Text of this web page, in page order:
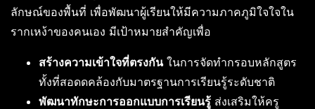
ลักษณ์ของพื้นที่ เพื่อพัฒนาผู้เรียนให้มีความภาคภูมิใจใจใน
รากเหง้าของคนเอง มีเป้าหมายสำคัญเพื่อ
สร้างความเข้าใจที่ตรงกันในการจัดทำกรอบหลักสูตร
ทั้งที่สอดดคล้องกับมาตรฐานการเรียนรู้ระดับชาติ
พัฒนาทักษะการออกแบบการเรียนรู้ ส่งเสริมให้ครู